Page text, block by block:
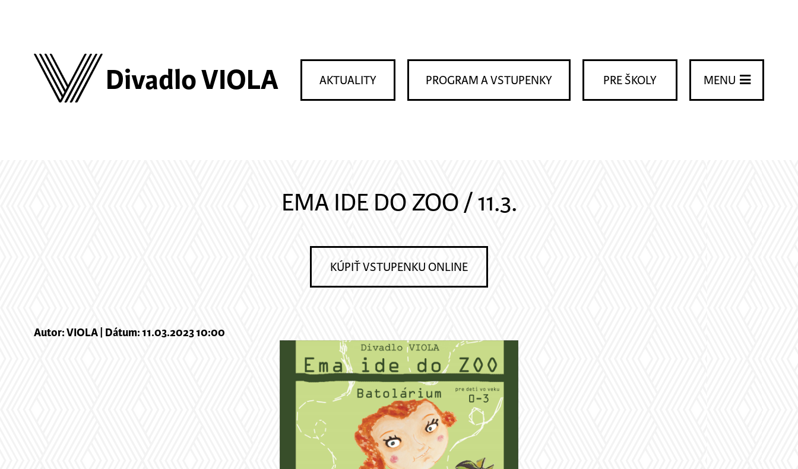
Divadlo VIOLA MENU
PRE ŠKOLY
PROGRAM A VSTUPENKY
AKTUALITY
EMA IDE DO ZOO / 11.3.
KÚPIŤ VSTUPENKU ONLINE
Autor: VIOLA | Dátum: 11.03.2023 10:00